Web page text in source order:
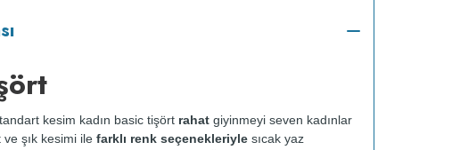
kesim kadın basic tişört rahat giyinmeyi seven kadınlar
şık kesimi ile farklı renk seçenekleriyle sıcak yaz